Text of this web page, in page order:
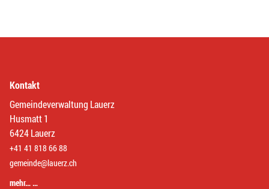
Kontakt
Gemeindeverwaltung Lauerz
Husmatt 1
6424 Lauerz
+41 41 818 66 88
gemeinde@lauerz.ch
mehr… …